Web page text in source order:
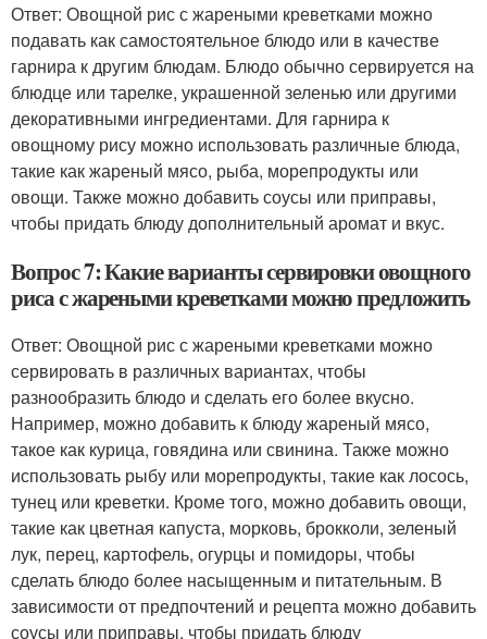
Ответ: Овощной рис с жареными креветками можно
подавать как самостоятельное блюдо или в качестве
гарнира к другим блюдам. Блюдо обычно сервируется на
блюдце или тарелке, украшенной зеленью или другими
декоративными ингредиентами. Для гарнира к
овощному рису можно использовать различные блюда,
такие как жареный мясо, рыба, морепродукты или
овощи. Также можно добавить соусы или приправы,
чтобы придать блюду дополнительный аромат и вкус.
Вопрос 7: Какие варианты сервировки овощного
риса с жареными креветками можно предложить
Ответ: Овощной рис с жареными креветками можно
сервировать в различных вариантах, чтобы
разнообразить блюдо и сделать его более вкусно.
Например, можно добавить к блюду жареный мясо,
такое как курица, говядина или свинина. Также можно
использовать рыбу или морепродукты, такие как лосось,
тунец или креветки. Кроме того, можно добавить овощи,
такие как цветная капуста, морковь, брокколи, зеленый
лук, перец, картофель, огурцы и помидоры, чтобы
сделать блюдо более насыщенным и питательным. В
зависимости от предпочтений и рецепта можно добавить
соусы или приправы, чтобы придать блюду